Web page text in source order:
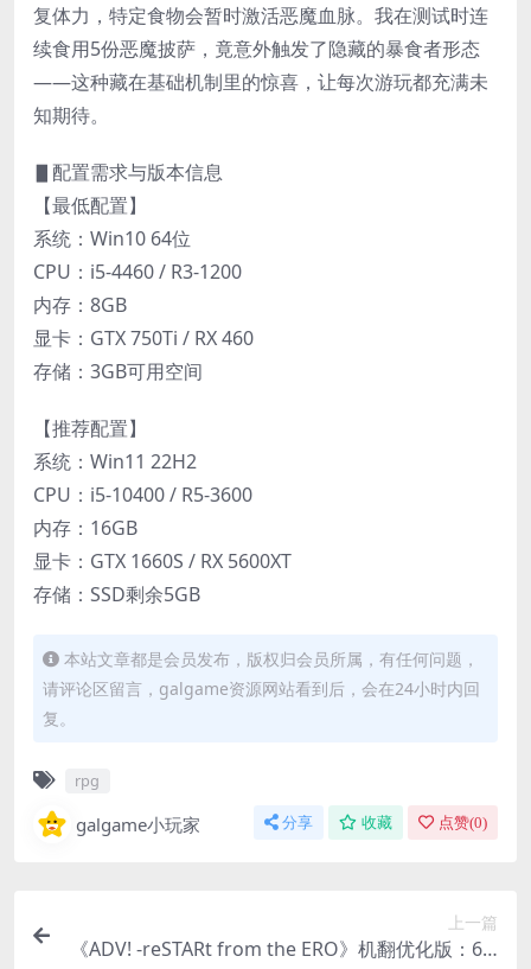
复体力，特定食物会暂时激活恶魔血脉。我在测试时连
续食用5份恶魔披萨，竟意外触发了隐藏的暴食者形态
——这种藏在基础机制里的惊喜，让每次游玩都充满未
知期待。
▋配置需求与版本信息
【最低配置】
系统：Win10 64位
CPU：i5-4460 / R3-1200
内存：8GB
显卡：GTX 750Ti / RX 460
存储：3GB可用空间
【推荐配置】
系统：Win11 22H2
CPU：i5-10400 / R5-3600
内存：16GB
显卡：GTX 1660S / RX 5600XT
存储：SSD剩余5GB
本站文章都是会员发布，版权归会员所属，有任何问题，
请评论区留言，galgame资源网站看到后，会在24小时内回
复。
rpg
galgame小玩家 分享 收藏 点赞(0)
上一篇
《ADV! -reSTARt from the ERO》机翻优化版：6.6